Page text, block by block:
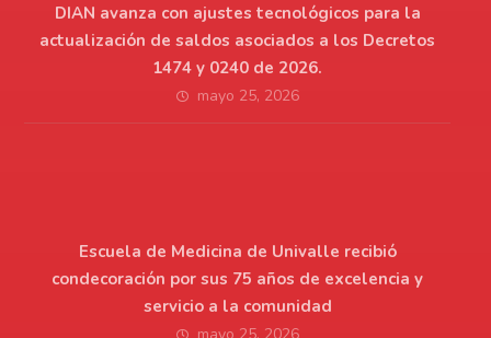
DIAN avanza con ajustes tecnológicos para la
actualización de saldos asociados a los Decretos
1474 y 0240 de 2026.
mayo 25, 2026
Escuela de Medicina de Univalle recibió
condecoración por sus 75 años de excelencia y
servicio a la comunidad